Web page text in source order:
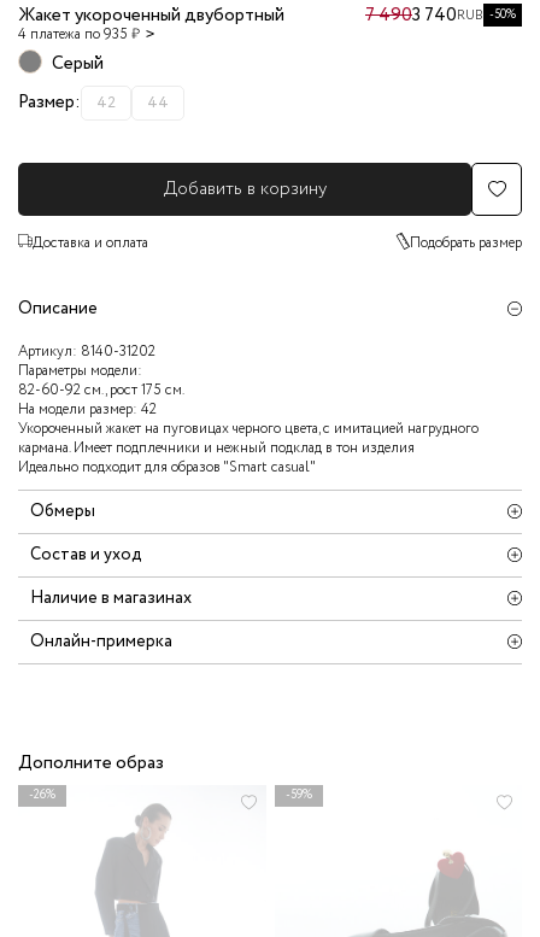
Жакет укороченный двубортный
4 платежа по 935 ₽
7 4903 740RUB -50%
Серый
Размер:
42 44
Добавить в корзину
Доставка и оплата Подобрать размер
Описание
Артикул: 8140-31202
Параметры модели:
82-60-92 см., рост 175 см.
На модели размер: 42
Укороченный жакет на пуговицах черного цвета, с имитацией нагрудного
кармана. Имеет подплечники и нежный подклад в тон изделия
Идеально подходит для образов "Smart casual"
Обмеры
Состав и уход
Наличие в магазинах
Онлайн-примерка
Дополните образ
-26% -59%